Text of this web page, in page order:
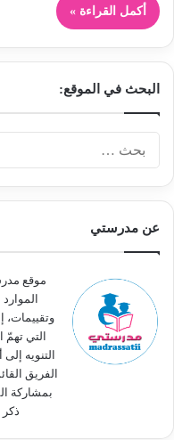
أكمل القراءة »
البحث في الموقع:
عن مدرستي
موقع
وتقييمات،
التي
التنويه
الفريق
بمشاركة
ذكر